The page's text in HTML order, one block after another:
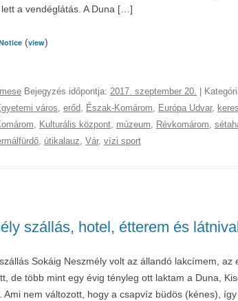
a vendéglátás. A Duna […]
(view)
Bejegyzés időpontja: 2017. szeptember 20. |
város, erőd, Észak-Komárom, Európa Udvar,
, Kulturális központ, múzeum, Révkomárom,
, útikalauz, Vár, vízi sport
szállás, hotel, étterem és
Sokáig Neszmély volt az állandó lakcímem,
de több mint egy évig tényleg ott laktam a Duna,
Ami nem változott, hogy a csapvíz büdös (kénes),